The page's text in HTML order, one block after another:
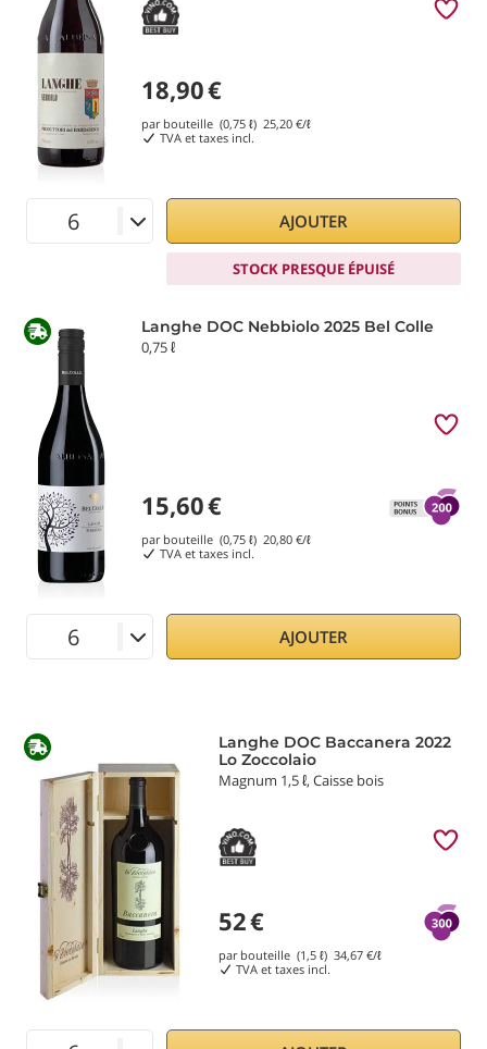
18,90€
par bouteille (0,75 ℓ) 25,20 €/ℓ
TVA et taxes incl.
AJOUTER
STOCK PRESQUE ÉPUISÉ
Langhe DOC Nebbiolo 2025 Bel Colle
0,75 ℓ
15,60€
par bouteille (0,75 ℓ) 20,80 €/ℓ
TVA et taxes incl.
AJOUTER
Langhe DOC Baccanera 2022
Lo Zoccolaio
Magnum 1,5 ℓ, Caisse bois
52€
par bouteille (1,5 ℓ) 34,67€/ℓ
TVA et taxes incl.